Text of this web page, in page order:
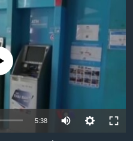
ား
available
5:38